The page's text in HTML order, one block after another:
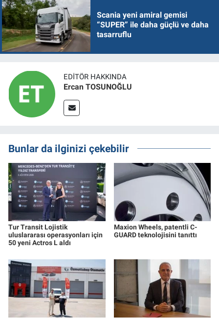
Scania yeni amiral gemisi
“SUPER” ile daha güçlü ve daha
tasarruflu
EDITÖR HAKKINDA
Ercan TOSUNOĞLU
Bunlar da ilginizi çekebilir
Tur Transit Lojistik
uluslararası operasyonları için
50 yeni Actros L aldı
Maxion Wheels, patentli C-
GUARD teknolojisini tanıttı